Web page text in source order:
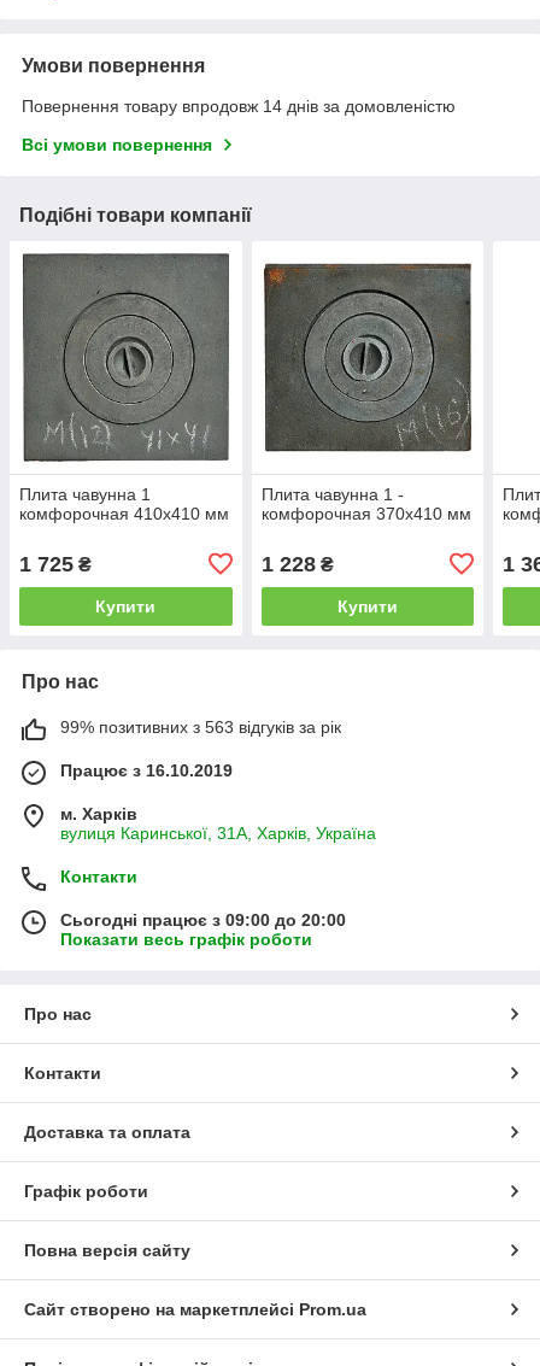
Умови повернення
Повернення товару впродовж 14 днів за домовленістю
Всі умови повернення
Подібні товари компанії
Плита чавунна 1
комфорочная 410х410 мм
1 725 ₴
Купити
Плита чавунна 1 -
комфорочная 370х410 мм
1 228₴
Купити
1
Про нас
99% позитивних з 563 відгуків за рік
Працює з 16.10.2019
м. Харків
вулиця Каринської, 31А, Харків, Україна
Контакти
Сьогодні працює з 09:00 до 20:00
Показати весь графік роботи
Про нас
Контакти
Доставка та оплата
Графік роботи
Повна версія сайту
Сайт створено на маркетплейсі Prom.ua